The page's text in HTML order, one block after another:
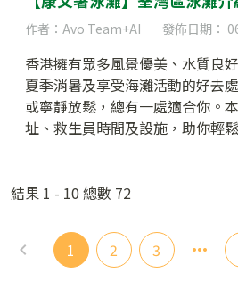
作者：Avo Team+AI 發佈日期：
香港擁有眾多風景優美、水質良
夏季消暑及享受海灘活動的好去
或寧靜放鬆，總有一處適合你。
址、救生員時間及設施，助你輕
結果 1 - 10 總數 72
1 2 3